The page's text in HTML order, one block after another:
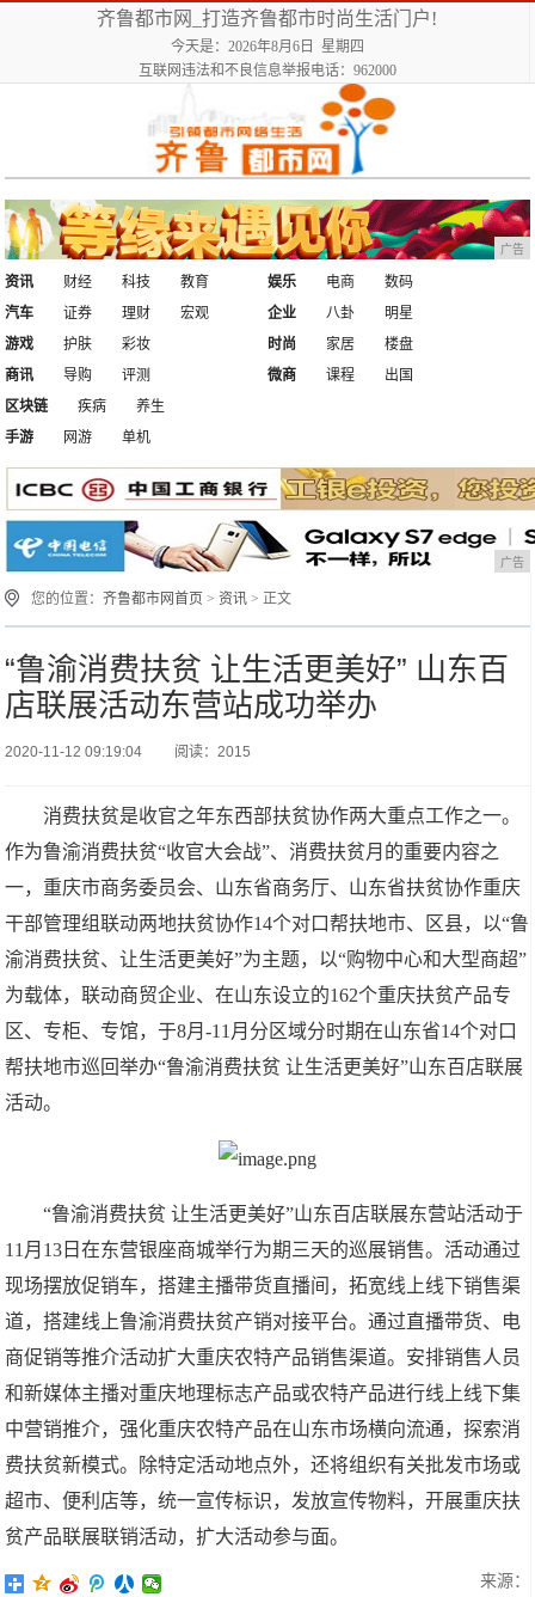
齐鲁都市网_打造齐鲁都市时尚生活门户!
今天是：2026年8月6日 星期四
互联网违法和不良信息举报电话：962000
广告
资讯 财经 科技
教育
汽车
证券 理财 宏观
娱乐 电商
数码
企业
八卦
明星
游戏
护肤
彩妆
商讯
导购 评测
时尚 家居
楼盘
微商
课程
出国
区块链
疾病
养生
手游
网游 单机
广告
您的位置：齐鲁都市网首页 >资讯 > 正文
“鲁渝消费扶贫 让生活更美好” 山东百
店联展活动东营站成功举办
2020-11-12 09:19:04 阅读：2015
消费扶贫是收官之年东西部扶贫协作两大重点工作之一。
作为鲁渝消费扶贫“收官大会战”、消费扶贫月的重要内容之
一，重庆市商务委员会、山东省商务厅、山东省扶贫协作重庆
干部管理组联动两地扶贫协作14个对口帮扶地市、区县，以“鲁
渝消费扶贫、让生活更美好”为主题，以“购物中心和大型商超”
为载体，联动商贸企业、在山东设立的162个重庆扶贫产品专
区、专柜、专馆，于8月-11月分区域分时期在山东省14个对口
帮扶地市巡回举办“鲁渝消费扶贫 让生活更美好”山东百店联展
活动。
“鲁渝消费扶贫 让生活更美好”山东百店联展东营站活动于
11 月 13 日在东营银座商城举行为期三天的巡展销售。活动通过
现场摆放促销车，搭建主播带货直播间，拓宽线上线下销售渠
道，搭建线上鲁渝消费扶贫产销对接平台。通过直播带货、电
商促销等推介活动扩大重庆农特产品销售渠道。安排销售人员
和新媒体主播对重庆地理标志产品或农特产品进行线上线下集
中营销推介，强化重庆农特产品在山东市场横向流通，探索消
费扶贫新模式。除特定活动地点外，还将组织有关批发市场或
超市、便利店等，统一宣传标识，发放宣传物料，开展重庆扶
贫产品联展联销活动，扩大活动参与面。
来源：